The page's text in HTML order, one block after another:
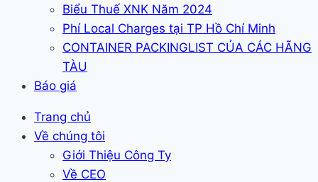
Biểu Thuế XNK Năm 2024
Phí Local Charges tại TP Hồ Chí Minh
CONTAINER PACKINGLIST CỦA CÁC HÃNG
TÀU
Báo giá
Trang chủ
Về chúng tôi
Giới Thiệu Công Ty
Về CEO